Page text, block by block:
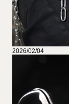
2026/02/04